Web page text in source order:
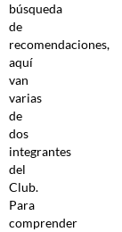
búsqueda
de
recomendaciones,
aquí
van
varias
de
dos
integrantes
del
Club.
Para
comprender